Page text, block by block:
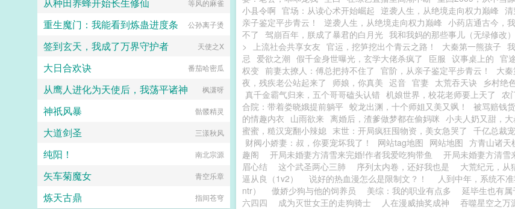
小县令啊 官场：从读心术开始崛起 逆袭人生，从绝境走向权力巅峰
亲子鉴定平步青云！
逆袭人生，从绝境走向权力巅峰 小药店通古今，
不了 驾崩百年，朕成了暴君的白月光 我和我妈的那些事儿（无绿修改）
>
上流社会共享女友 官运，挖笋挖出个青云之路！ 大秦第一熊孩子
忌 爱欲之潮 假千金身世曝光，玄学大佬杀疯了 臣服 议事桌上的 官
权变 前妻太撩人：傅总把持不住了 官阶，从亲子鉴定平步青云！ 大
夜，残疾老公站起来了
师娘，你真美 迟音 官妻 太荒吞天诀 乡村绝
真千金霸气归来，五个哥哥磕头认错 机娘世界，校花老师要上天了 农
合院：带着娄晓娥提前躺平 蛟龙出渊，十个师姐又美又飒！ 被骂赔钱
的情趣内衣 山雨欲来 离婚后，渣爹做梦都在偷妈咪 小夫人奶又甜，
蜜蜜，糙汉宠翻小辣媳 末世：开局疯狂囤物资，美女急哭了 千亿总裁
财阀小娇妻：叔，你要宠坏我了！
网站tag地图 网站地图 方青山诸天
趣阁
开局未婚妻方清雪来完婚!作者我爱吃狗带鱼 开局未婚妻方清雪
眉心结
这个武圣两心三肺 序列太内卷，还好我也是 大荒纪元，从
逼从良（1v2）
说好的热血漫怎么是限制文？！ 人到中年，系统不
ntr）
傲娇少狗与他的饲养员 美综：我的职业有点多 延毕生也有
六四四
成为灭世女王的走狗骑士 人在漫威抽奖成神 吞噬星空之万
等风的麻雀
重生魔门：我能看到炼蛊进度条 公孙离子烫
签到玄天，我成了万界守护者 天使之X
大日合欢诀 番茄哈密瓜
从鹰人进化为天使后，我荡平诸神 枫潇呀
神祇风暴 骷髅精灵
大道剑圣 三漾秋风
纯阳！ 南北宗源
矢车菊魔女 青空乐章
炼天古鼎 指间苍穹